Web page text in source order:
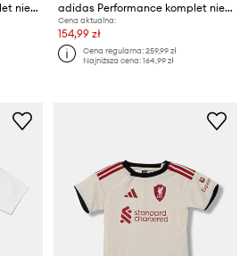
adidas Performance komplet niemowlęcy AJAX adidas Performance komplet niemowlęcy FC Bayern Munich
Cena aktualna:
154,99 zł
Cena regularna:259,99 zł
Najniższa cena:164,99 zł